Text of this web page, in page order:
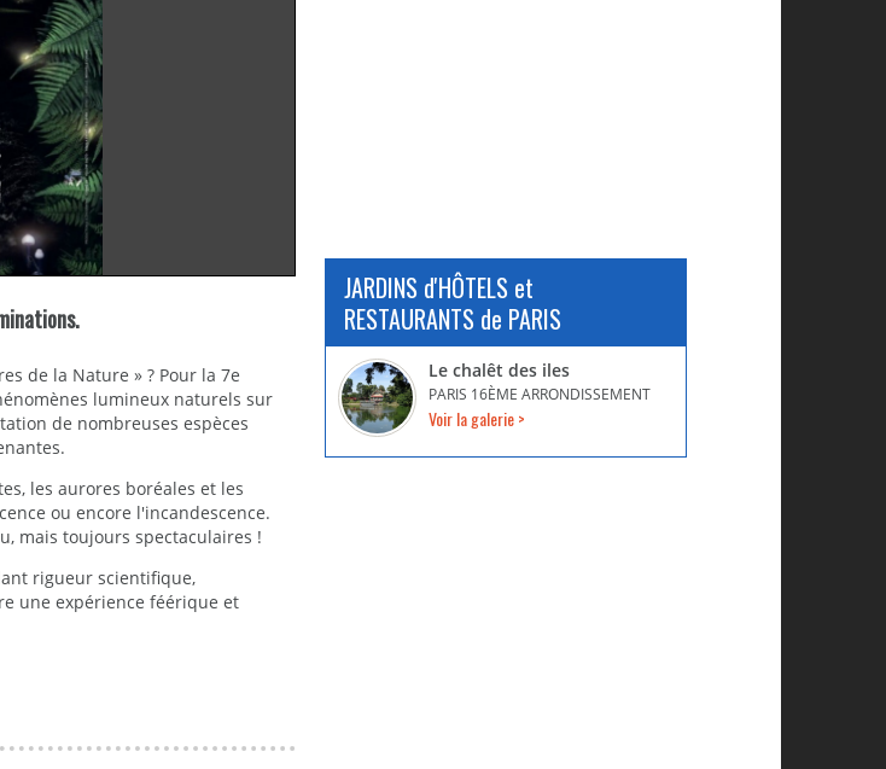
de la Nature » ? Pour la 7e
lumineux naturels sur
de nombreuses espèces
les aurores boréales et les
ou encore l'incandescence.
mais toujours spectaculaires !
rigueur scientifique,
une expérience féérique et
JARDINS d'HÔTELS et
RESTAURANTS de PARIS
Le chalêt des iles
PARIS 16ÈME ARRONDISSEMENT
Voir la galerie >